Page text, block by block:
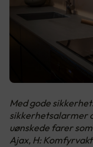
Med gode
sikkerhetsalarmer
uønskede farer
Ajax, H: